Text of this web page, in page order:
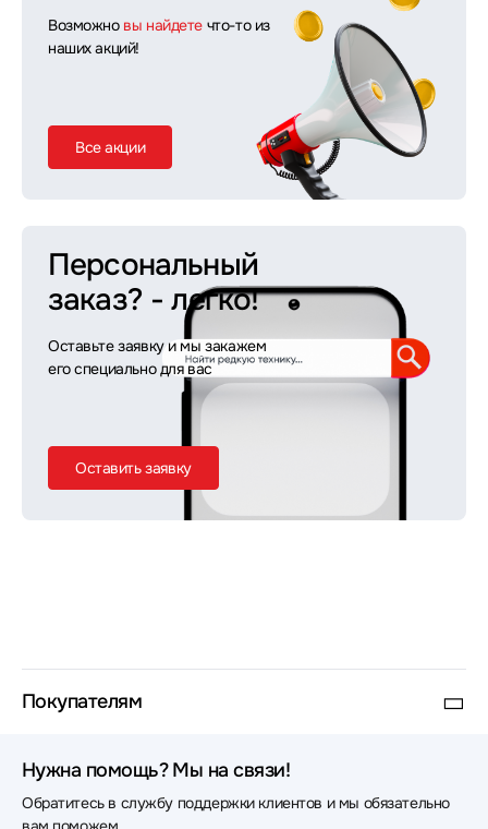
Возможно вы найдете что-то из
наших акций!
Все акции
Персональный
заказ? - легко!
Оставьте заявку и мы закажем
его специально для вас
Оставить заявку
Покупателям
Нужна помощь? Мы на связи!
Обратитесь в службу поддержки клиентов и мы обязательно